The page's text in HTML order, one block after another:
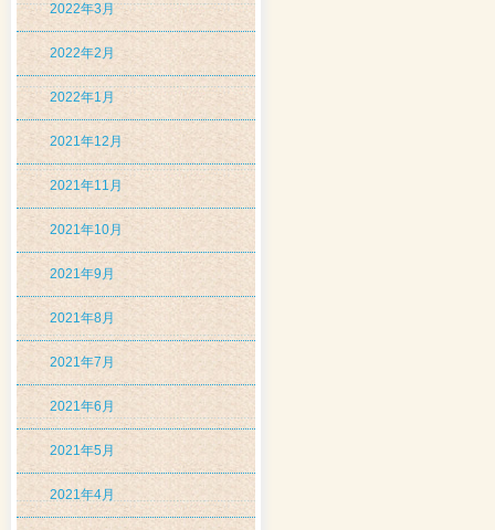
2022年3月
2022年2月
2022年1月
2021年12月
2021年11月
2021年10月
2021年9月
2021年8月
2021年7月
2021年6月
2021年5月
2021年4月